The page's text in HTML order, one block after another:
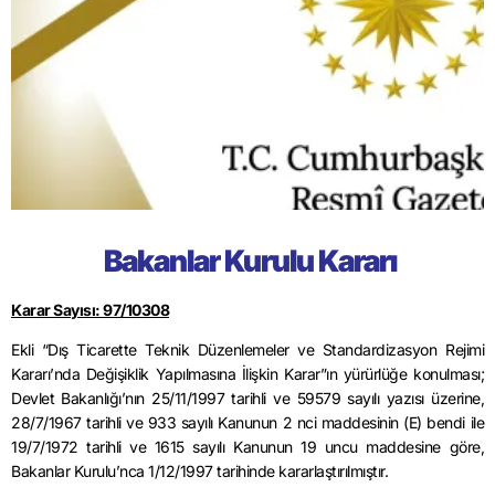
Bakanlar Kurulu Kararı
Karar Sayısı: 97/10308
Ekli “Dış Ticarette Teknik Düzenlemeler ve Standardizasyon Rejimi
Kararı’nda De­ğişiklik Yapılmasına İlişkin Karar”ın yürürlüğe konulması;
Devlet Bakanlığı’nın 25/11/1997 tarihli ve 59579 sayılı yazısı üzerine,
28/7/1967 tarihli ve 933 sayılı Kanunun 2 nci madde­sinin (E) bendi ile
19/7/1972 tarihli ve 1615 sayılı Kanunun 19 uncu maddesine göre,
Bakan­lar Kurulu’nca 1/12/1997 tarihinde kararlaştırılmıştır.